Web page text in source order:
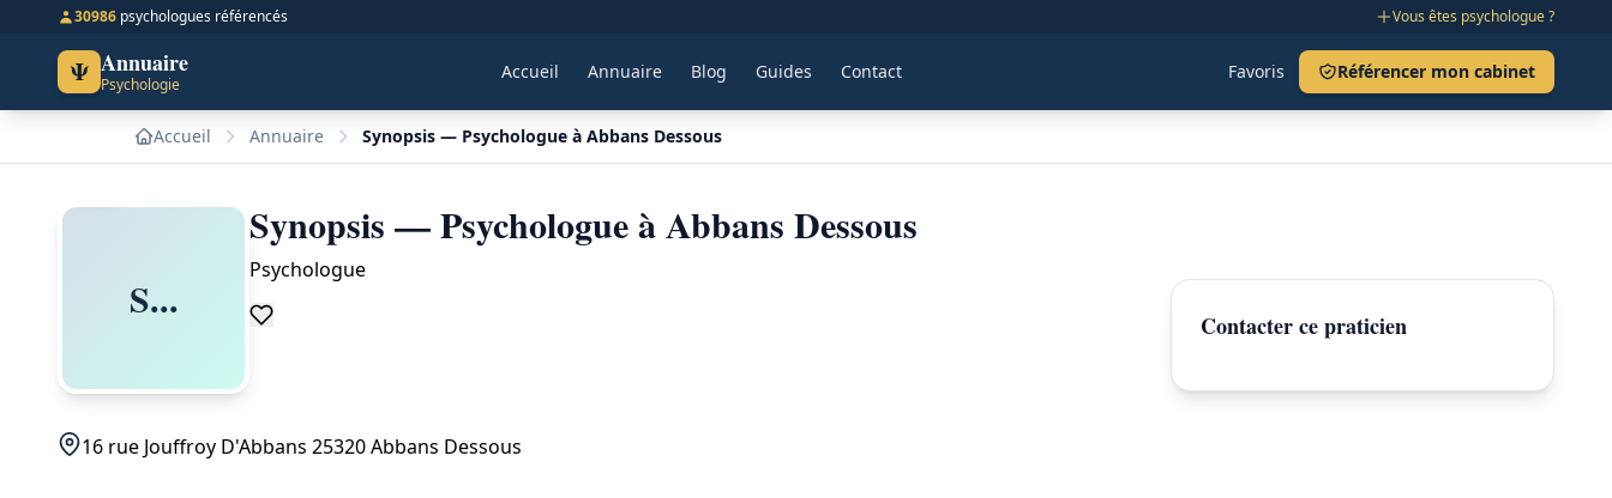
30986 psychologues référencés Vous êtes psychologue ?
Ψ Annuaire
Psychologie
Accueil Annuaire Blog Guides Contact Favoris Référencer mon cabinet
Accueil Annuaire Synopsis — Psychologue à Abbans Dessous
S...
Synopsis — Psychologue à Abbans Dessous
Psychologue
16 rue Jouffroy D'Abbans 25320 Abbans Dessous
Contacter ce praticien